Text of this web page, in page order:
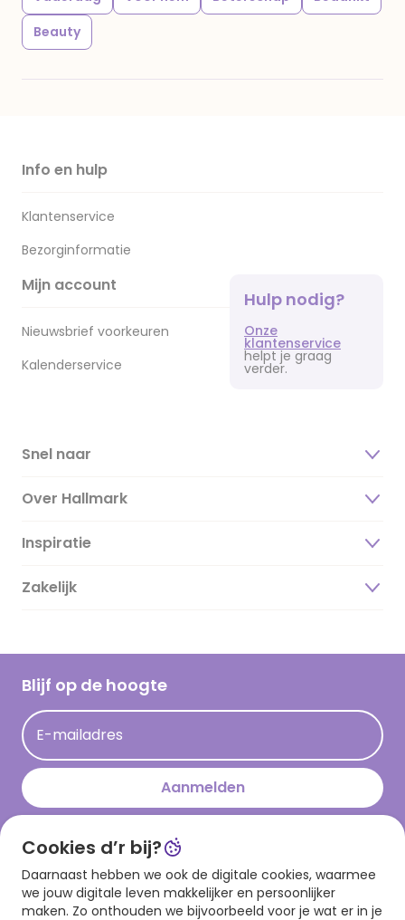
Beauty
Info en hulp
Klantenservice
Bezorginformatie
Mijn account
Nieuwsbrief voorkeuren
Kalenderservice
Hulp nodig?
Onze
klantenservice
helpt je graag
verder.
Snel naar
Over Hallmark
Over ons
Duurzaamheid
Hallmark Kaartclub
Acties
Persberichten
Inspiratie
Magazine
Cadeau inspiratie
Op kamp gedichten en versjes
Leuke en grappige op kamp teksten
kamppost inspiratie
Zakelijk
Blijf op de hoogte
E-mailadres
Aanmelden
Download onze app
Cookies d’r bij?
Daarnaast hebben we ook de digitale cookies, waarmee
we jouw digitale leven makkelijker en persoonlijker
maken. Zo onthouden we bijvoorbeeld voor je wat er in je